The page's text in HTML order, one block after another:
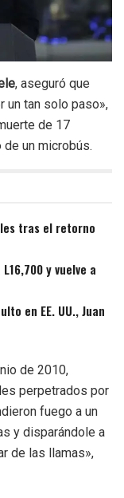
, aseguró que
un tan solo paso»,
de 17
un microbús.
tras el retorno
y vuelve a
en EE. UU., Juan
de 2010,
perpetrados por
fuego a un
y disparándole a
de las llamas»,